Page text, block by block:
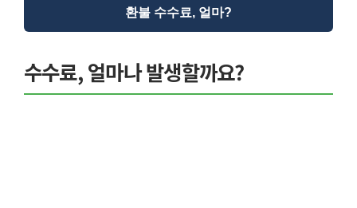
환불 수수료, 얼마?
수수료, 얼마나 발생할까요?